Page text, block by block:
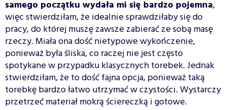
samego początku wydała mi się bardzo pojemna,
więc stwierdziłam, że idealnie sprawdziłaby się do
pracy, do której muszę zawsze zabierać ze sobą masę
rzeczy. Miała ona dość nietypowe wykończenie,
ponieważ była śliska, co raczej nie jest często
spotykane w przypadku klasycznych torebek. Jednak
stwierdziłam, że to dość fajna opcja, ponieważ taką
torebkę bardzo łatwo utrzymać w czystości. Wystarczy
przetrzeć materiał mokrą ściereczką i gotowe.